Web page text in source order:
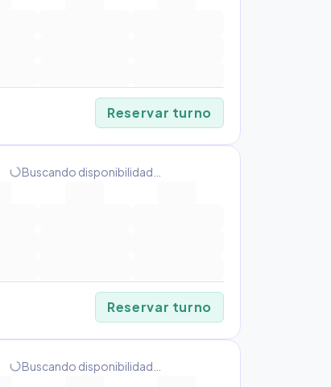
Reservar turno
progress_activityBuscando disponibilidad…
Reservar turno
progress_activityBuscando disponibilidad…